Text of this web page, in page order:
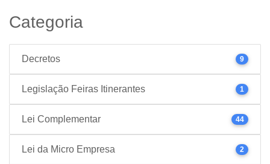
Categoria
Decretos 9
Legislação Feiras Itinerantes 1
Lei Complementar 44
Lei da Micro Empresa 2